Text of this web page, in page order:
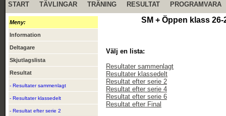
START TÄVLINGAR TRÄNING RESULTAT PROGRAMVARA
Meny:
Information
Deltagare
Skjutlagslista
Resultat
- Resultater sammenlagt
- Resultater klassedelt
- Resultat efter serie 2
SM + Öppen klass
Välj en lista:
Resultater sammenlagt
Resultater klassedelt
Resultat efter serie 2
Resultat efter serie 4
Resultat efter serie 6
Resultat efter Final